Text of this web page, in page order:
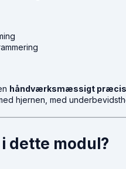
håndværksmæssigt
hjernen, med
dette modul?